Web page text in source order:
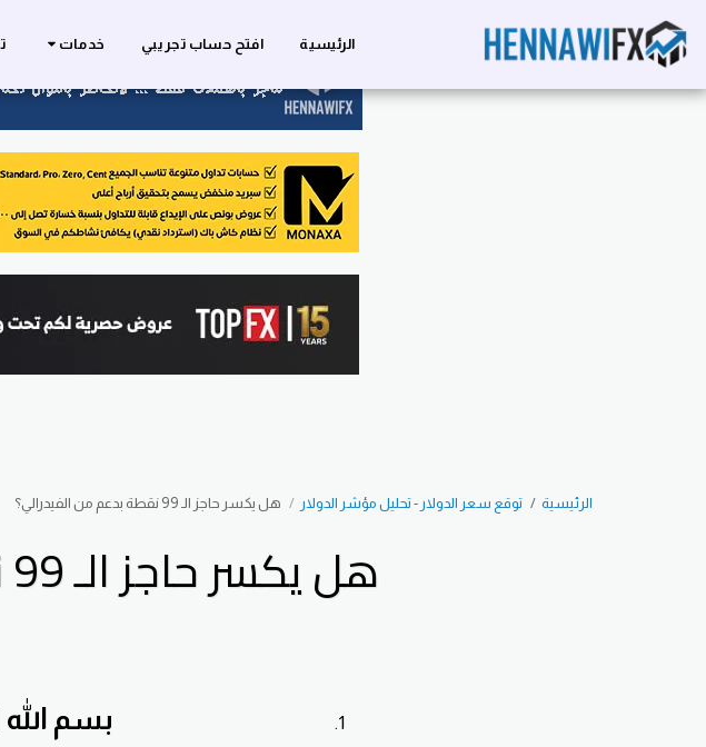
الرئيسية افتح حساب تجريبي خدمات
الرئيسية توقع سعر الدولار - تحليل مؤشر الدولار هل يكسر حاجز الـ 99 نقطة بدعم من الفيدرالي؟
هل يكسر حاجز الـ 99 نقطة بدعم من الفيدرالي؟
بسم